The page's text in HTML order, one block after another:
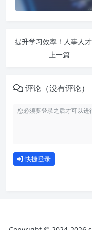
上一篇
评论（没有评论）
快捷登录